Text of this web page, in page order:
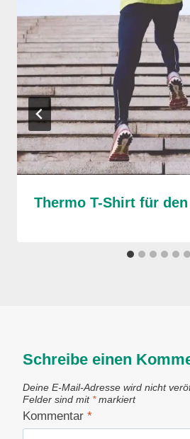
Thermo T-Shirt für
Schreibe einen
Deine E-Mail-Adresse wird nicht
Felder sind mit *markiert
Kommentar *